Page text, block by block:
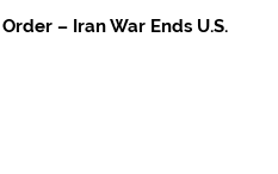
– Iran War Ends U.S.